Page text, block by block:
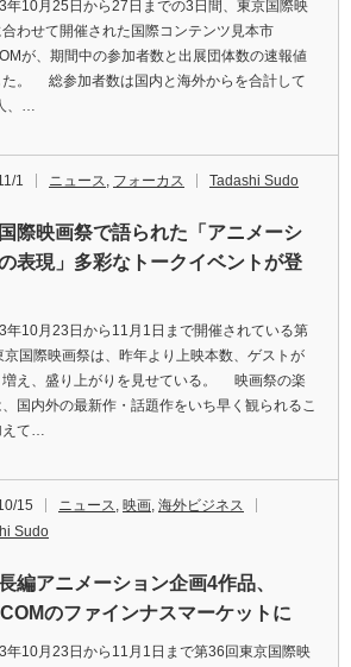
10月25日から27日までの3日間、東京国際映
わせて開催された国際コンテンツ見本市
が、期間中の参加者数と出展団体数の速報値
た。 総参加者数は国内と海外からを合計して
、…
1 ニュース, フォーカス Tadashi Sudo
際映画祭で語られた「アニメーシ
表現」多彩なトークイベントが登
10月23日から11月1日まで開催されている第
京国際映画祭は、昨年より上映本数、ゲストが
増え、盛り上がりを見せている。 映画祭の楽
、国内外の最新作・話題作をいち早く観られるこ
えて…
15 ニュース, 映画, 海外ビジネス
Sudo
編アニメーション企画4作品、
のファインナスマーケットに
10月23日から11月1日まで第36回東京国際映